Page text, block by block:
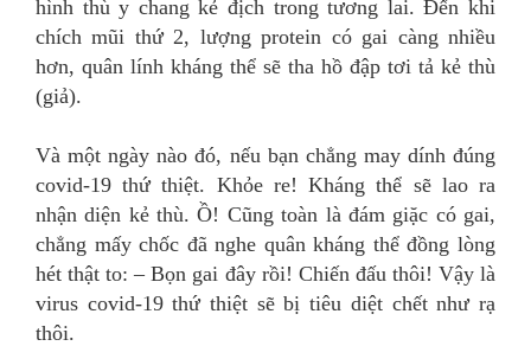
hình thù y chang kẻ địch trong tương lai. Đến khi
chích mũi thứ 2, lượng protein có gai càng nhiều
hơn, quân lính kháng thể sẽ tha hồ đập tơi tả kẻ thù
(giả).
Và một ngày nào đó, nếu bạn chẳng may dính đúng
covid-19 thứ thiệt. Khỏe re! Kháng thể sẽ lao ra
nhận diện kẻ thù. Ồ! Cũng toàn là đám giặc có gai,
chẳng mấy chốc đã nghe quân kháng thể đồng lòng
hét thật to: – Bọn gai đây rồi! Chiến đấu thôi! Vậy là
virus covid-19 thứ thiệt sẽ bị tiêu diệt chết như rạ
thôi.